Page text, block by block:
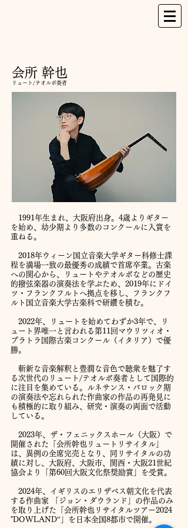
会所 幹也
リュート/テオルボ奏者
1991年生まれ、大阪府出身。4歳よりギター
を始め、幼少期より多数のコンクールに入賞を
重ねる。
2018年ウィーン国立音楽大学ギター科修士課
程を満場一致の最優秀の成績で首席卒業。古楽
への関心から、リュートやテオルボなどの歴史
的撥弦楽器の演奏法を学ぶため、2019年にドイ
ツ・フランクフルトへ拠点を移し、フランクフ
ルト国立音楽大学古楽科で研鑽を積む。
2022年、リュートを始めてわずか3年で、リ
ュート界唯一と言われる第11回マウリツィオ・
プラトラ国際古楽コンクール（イタリア）で優
勝。
斬新な音楽解釈と豊潤な音色で聴衆を魅了す
る次世代のリュート/テオルボ奏者として国際的
に注目を集めている。ルネサンス・バロック期
の演奏法や忘れられた作曲家の作品の再発見に
も積極的に取り組み、研究・演奏の両面で活動
している。
2023年、ザ・フェニックスホール（大阪）で
開催された「会所幹也リュートリサイタル」
は、異例の全席完売となり、同リサイタルの功
績に対し、大阪府、大阪市、関西・大阪21世紀
協会より「第60回大阪文化祭奨励賞」を受賞。
2024年、イギリスのエリザベス朝文化を代表
する作曲家 「ジョン・ダウランド」の作品のみ
を取り上げた「会所幹也リサイタルツアー2024
"DOWLAND”」を日本全国8都市で開催。